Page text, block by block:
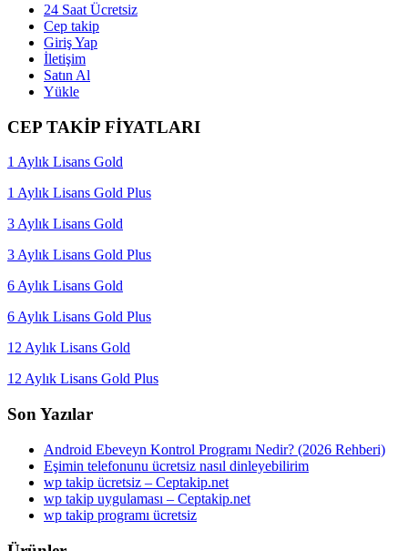
24 Saat Ücretsiz
Cep takip
Giriş Yap
İletişim
Satın Al
Yükle
CEP TAKİP FİYATLARI
1 Aylık Lisans Gold
1 Aylık Lisans Gold Plus
3 Aylık Lisans Gold
3 Aylık Lisans Gold Plus
6 Aylık Lisans Gold
6 Aylık Lisans Gold Plus
12 Aylık Lisans Gold
12 Aylık Lisans Gold Plus
Son Yazılar
Android Ebeveyn Kontrol Programı Nedir? (2026 Rehberi)
Eşimin telefonunu ücretsiz nasıl dinleyebilirim
wp takip ücretsiz – Ceptakip.net
wp takip uygulaması – Ceptakip.net
wp takip programı ücretsiz